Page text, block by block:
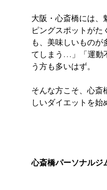
大阪・心斎橋には、
ピングスポットが
も、美味しいもの
てしまう…」「運動
う方も多いはず。
そんな方こそ、心斎
しいダイエットを始
心斎橋パーソナルジ